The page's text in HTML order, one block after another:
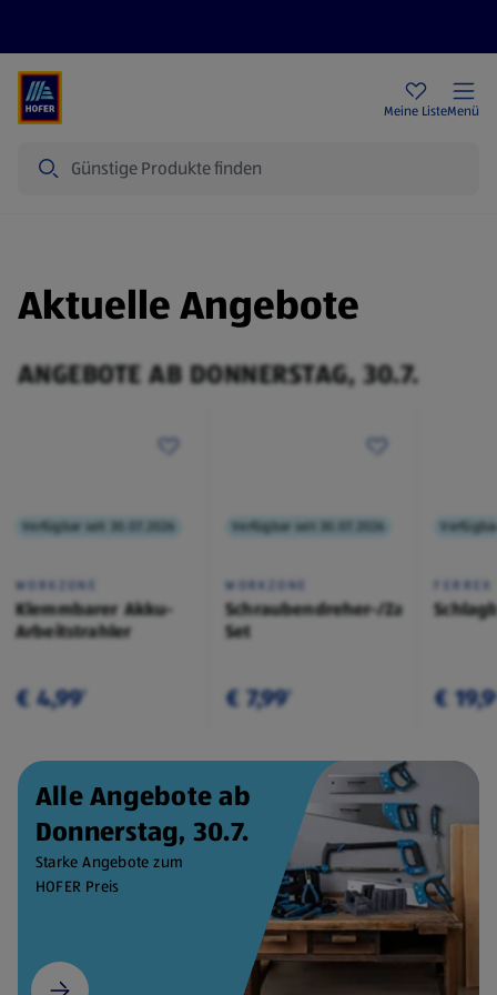
Meine ListeMenü
Aktuelle Angebote
ANGEBOTE AB DONNERSTAG, 30.7.
Verfügbar seit 30.07.2026
WORKZONE
Klemmbarer Akku-
Arbeitstrahler
€ 4,99¹
Verfügbar seit 30.07.2026
WORKZONE
Schraubendreher-/Zangen-
Set
€ 7,99¹
FERREX
€
Alle Angebote ab
Donnerstag, 30.7.
Starke Angebote zum
HOFER Preis